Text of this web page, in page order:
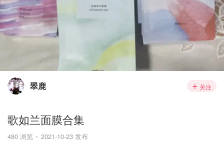
翠鹿 关注
歌如兰面膜合集
480 浏览 2021-10-23 发布